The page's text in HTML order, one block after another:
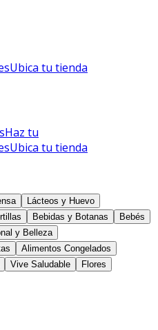
Ubica tu tienda
Haz tu
Ubica tu tienda
Lácteos y Huevo
Bebidas y Botanas
Bebés
y Belleza
Alimentos Congelados
Vive Saludable Flores